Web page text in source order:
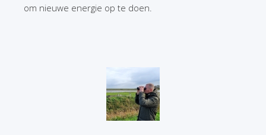
om nieuwe energie op te doen.